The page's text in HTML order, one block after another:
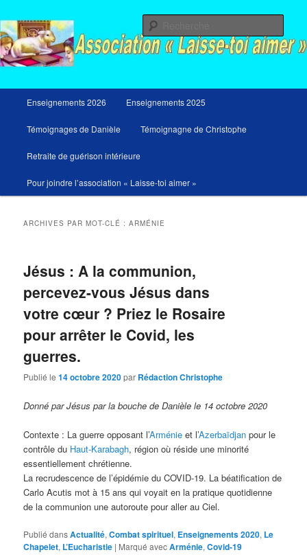
au
contenu
principal
au
contenu
secondaire
principal
Enseignements 2026 Enseignements 2025
Témoignages de Danièle Témoignagne de Christophe
Retraite de guérison intérieure
Pour joindre l’association « Laisse-toi aimer »
ARCHIVES PAR MOT-CLÉ :ARMÉNIE
Jésus : A la communion,
percevez-vous Jésus dans
votre cœur ? Priez le Rosaire
pour arrêter le Covid, les
guerres.
Publié le14 octobre 2020par Rédaction Christophe
Donné par Jésus par la bouche de Danièle le 14 octobre 2020
Contexte : La guerre opposant l’Arménie et l’Azerbaïdjan pour le
contrôle du Haut-Karabagh, région où réside une minorité
essentiellement chrétienne.
La recrudescence de l’épidémie du COVID-19. La béatification de
Carlo Acutis mot à 15 ans qui voyait en la pratique quotidienne
de la communion une autoroute pour aller au Ciel.
Publié dansActualité,Combat spirituel, Enseignements 2020, Le
Chapelet, L’Eucharistie | Marqué avecArménie,Covid-19